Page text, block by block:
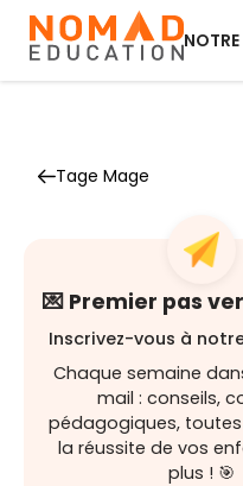
Tage Mage
💌 Premier pas
Inscrivez-vous à
Chaque semaine
mail : conseils,
pédagogiques,
la réussite de vos
plus ! 🎯